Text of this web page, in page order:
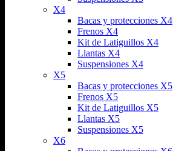
X4
Bacas y protecciones X4
Frenos X4
Kit de Latiguillos X4
Llantas X4
Suspensiones X4
X5
Bacas y protecciones X5
Frenos X5
Kit de Latiguillos X5
Llantas X5
Suspensiones X5
X6